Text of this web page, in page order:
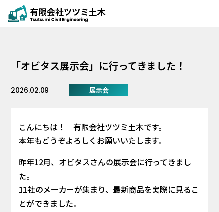
「オビタス展示会」に行ってきました！
2026.02.09 展示会
こんにちは！ 有限会社ツツミ土木です。
本年もどうぞよろしくお願いいたします。
昨年12月、オビタスさんの展示会に行ってきまし
た。
11社のメーカーが集まり、最新商品を実際に見るこ
とができました。